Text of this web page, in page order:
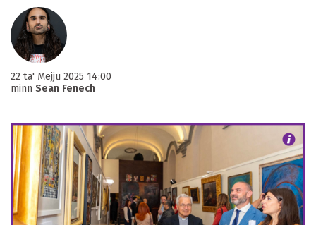
22 ta' Mejju 2025 14:00
minn Sean Fenech